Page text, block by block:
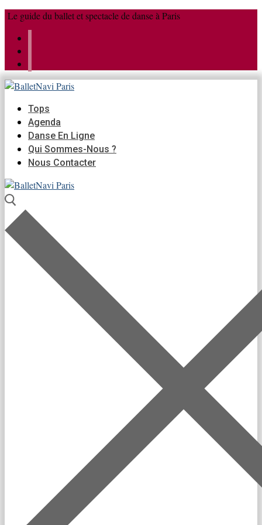
Aller
contenu
Menu
Fermer
Le guide du ballet et spectacle de danse à Paris
Tops
Agenda
Danse En Ligne
Qui Sommes-Nous ?
Nous Contacter